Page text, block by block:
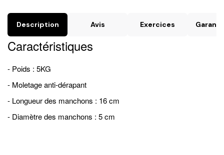
Description Avis Exercices
Caractéristiques
- Poids : 5KG
- Moletage anti-dérapant
- Longueur des manchons : 16 cm
- Diamètre des manchons : 5 cm